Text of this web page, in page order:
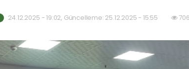
24.12.2025 - 19:02, Güncelleme: 25.12.2025 - 15:55